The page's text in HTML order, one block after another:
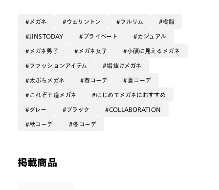
かなりしっかり直線的で角感が際立ち、
クールでスマートな雰囲気ある
フレームデザインですね📖✴︎
ポイントで光るゴールドも
ジョニーの角モチーフと鼻パッドの
カラーのことです👿☺️
一方でこの大きさは
ジョニーの体格を表すのに
合っているように感じます。
メガネ ウェリントン フルリム 樹脂
JINSTODAY プライベート カジュアル
メガネ男子 メガネ女子 小顔に見えるメガネ
ファッションアイテム 垢抜けメガネ
太ぶちメガネ 春コーデ 夏コーデ
これぞ王道メガネ はじめてメガネにおすすめ
グレー ブラック COLLABORATION
秋コーデ 冬コーデ
掲載商品